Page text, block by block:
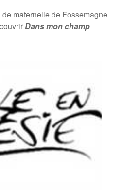
maternelle de Fossemagne
Dans mon champ